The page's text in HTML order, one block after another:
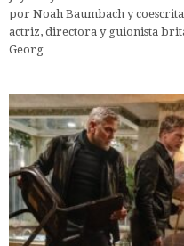
por Noah Baumbach y
actriz, directora y guionista
Georg…